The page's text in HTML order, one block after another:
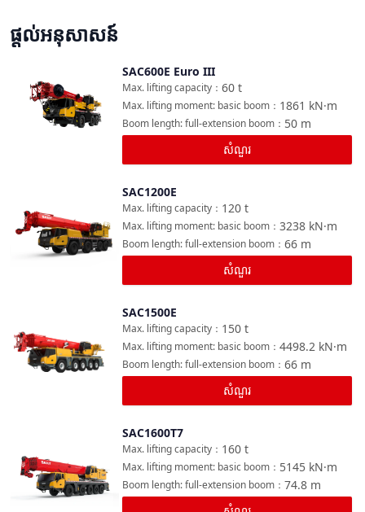
ផ្តល់អនុសាសន៍
SAC600E Euro III
60 t
Max. lifting capacity ：
1861 kN·m
Max. lifting moment: basic boom ：
50 m
Boom length: full-extension boom ：
សំណួរ
SAC1200E
120 t
Max. lifting capacity ：
3238 kN·m
Max. lifting moment: basic boom ：
66 m
Boom length: full-extension boom ：
សំណួរ
SAC1500E
150 t
Max. lifting capacity ：
4498.2 kN·m
Max. lifting moment: basic boom ：
66 m
Boom length: full-extension boom ：
សំណួរ
SAC1600T7
160 t
Max. lifting capacity ：
5145 kN·m
Max. lifting moment: basic boom ：
74.8 m
Boom length: full-extension boom ：